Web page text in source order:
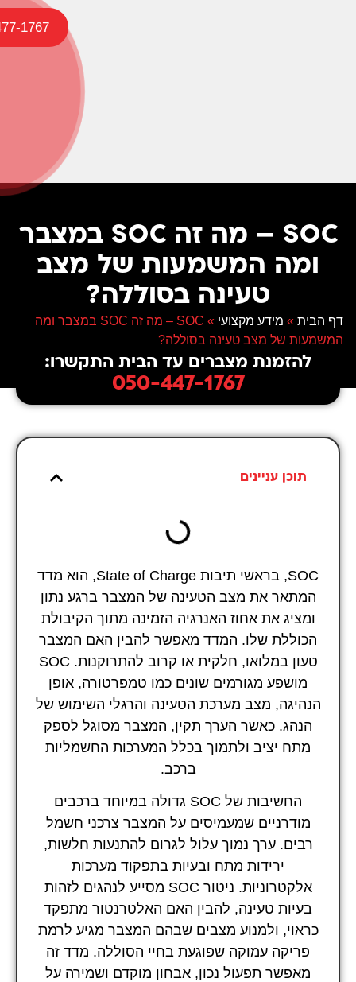
1767
SOC – מה זה SOC במצבר
ומה המשמעות של מצב
טעינה בסוללה?
דף הבית » מידע מקצועי »
SOC – מה זה SOC במצבר ומה
המשמעות של מצב טעינה בסוללה?
להזמנת מצברים עד הבית התקשרו:
050-447-1767
תוכן עניינים
SOC, בראשי תיבות State of Charge, הוא מדד
המתאר את מצב הטעינה של המצבר ברגע נתון
ומציג את אחוז האנרגיה הזמינה מתוך הקיבולת
הכוללת שלו. המדד מאפשר להבין האם המצבר
טעון במלואו, חלקית או קרוב להתרוקנות. SOC
מושפע מגורמים שונים כמו טמפרטורה, אופן
הנהיגה, מצב מערכת הטעינה והרגלי השימוש של
הנהג. כאשר הערך תקין, המצבר מסוגל לספק
מתח יציב ולתמוך בכלל המערכות החשמליות
ברכב.
החשיבות של SOC גדולה במיוחד ברכבים
מודרניים שמעמיסים על המצבר צרכני חשמל
רבים. ערך נמוך עלול לגרום להתנעות חלשות,
ירידות מתח ובעיות בתפקוד מערכות
אלקטרוניות. ניטור SOC מסייע לנהגים לזהות
בעיות טעינה, להבין האם האלטרנטור מתפקד
כראוי, ולמנוע מצבים שבהם המצבר מגיע לרמת
פריקה עמוקה שפוגעת בחיי הסוללה. מדד זה
מאפשר תפעול נכון, אבחון מוקדם ושמירה על